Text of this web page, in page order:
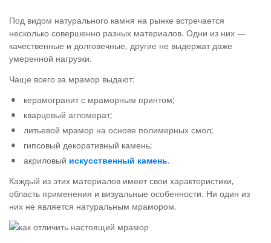
Бело-серый гранит
Украинский
Лабрадорит
Раковины из кварцевого камня
Мраморная барная стойка
Мраморный ресепшн
Изделия из гранита
Изделия из оникса
Балясины и перила из камня
Барбекю из камня
Камины из камня
Cтупени из камня
Мозаика из камня
Каменная плитка
КОНТАКТЫ
Перезвоните мне
Мы в соц сетях:
УКР
Под видом натурального камня на рынке встречается
несколько совершенно разных материалов. Одни из них —
качественные и долговечные, другие не выдержат даже
умеренной нагрузки.
Чаще всего за мрамор выдают:
керамогранит с мраморным принтом;
кварцевый агломерат;
литьевой мрамор на основе полимерных смол;
гипсовый декоративный камень;
акриловый искусственный камень.
Каждый из этих материалов имеет свои характеристики,
область применения и визуальные особенности. Ни один из
них не является натуральным мрамором.